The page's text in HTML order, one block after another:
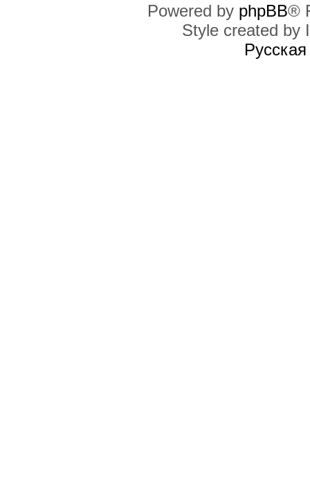
Сейчас этот форум просматривают: нет зарегистрированных пользователей
Powered by phpBB®
Style created by